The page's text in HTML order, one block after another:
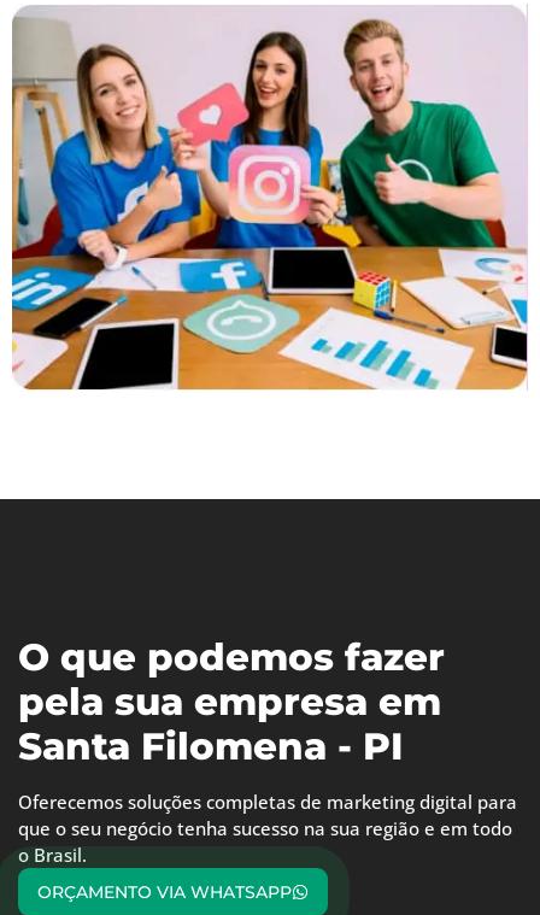
O que podemos fazer
pela sua empresa em
Santa Filomena - PI
Oferecemos soluções completas de marketing digital para
que o seu negócio tenha sucesso na sua região e em todo
o Brasil.
ORÇAMENTO VIA WHATSAPP